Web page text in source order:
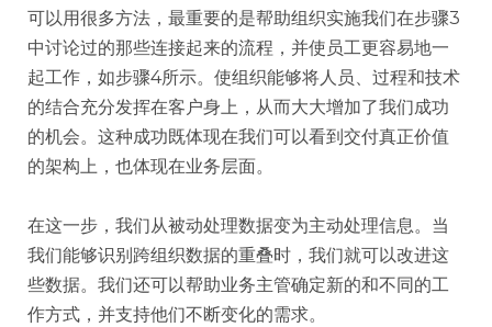
可以用很多方法，最重要的是帮助组织实施我们在步骤3
中讨论过的那些连接起来的流程，并使员工更容易地一
起工作，如步骤4所示。使组织能够将人员、过程和技术
的结合充分发挥在客户身上，从而大大增加了我们成功
的机会。这种成功既体现在我们可以看到交付真正价值
的架构上，也体现在业务层面。
在这一步，我们从被动处理数据变为主动处理信息。当
我们能够识别跨组织数据的重叠时，我们就可以改进这
些数据。我们还可以帮助业务主管确定新的和不同的工
作方式，并支持他们不断变化的需求。